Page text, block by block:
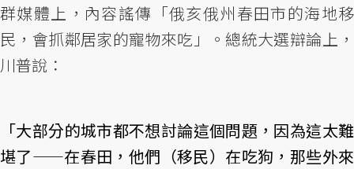
群媒體上，內容謠傳「俄亥俄州春田市的海地移
民，會抓鄰居家的寵物來吃」。總統大選辯論上，
川普說：
「大部分的城市都不想討論這個問題，因為這太難
堪了——在春田，他們（移民）在吃狗，那些外來